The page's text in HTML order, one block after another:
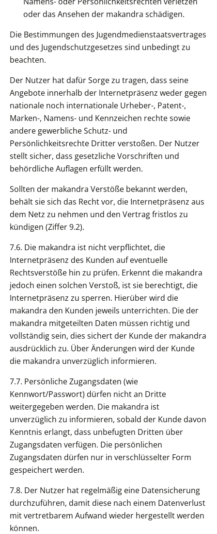
oder das Ansehen der makandra schädigen.
Die Bestimmungen des Jugendmedienstaatsvertrages
und des Jugendschutzgesetzes sind unbedingt zu
beachten.
Der Nutzer hat dafür Sorge zu tragen, dass seine
Angebote innerhalb der Internetpräsenz weder gegen
nationale noch internationale Urheber-, Patent-,
Marken-, Namens- und Kennzeichen rechte sowie
andere gewerbliche Schutz- und
Persönlichkeitsrechte Dritter verstoßen. Der Nutzer
stellt sicher, dass gesetzliche Vorschriften und
behördliche Auflagen erfüllt werden.
Sollten der makandra Verstöße bekannt werden,
behält sie sich das Recht vor, die Internetpräsenz aus
dem Netz zu nehmen und den Vertrag fristlos zu
kündigen (Ziffer 9.2).
7.6. Die makandra ist nicht verpflichtet, die
Internetpräsenz des Kunden auf eventuelle
Rechtsverstöße hin zu prüfen. Erkennt die makandra
jedoch einen solchen Verstoß, ist sie berechtigt, die
Internetpräsenz zu sperren. Hierüber wird die
makandra den Kunden jeweils unterrichten. Die der
makandra mitgeteilten Daten müssen richtig und
vollständig sein, dies sichert der Kunde der makandra
ausdrücklich zu. Über Änderungen wird der Kunde
die makandra unverzüglich informieren.
7.7. Persönliche Zugangsdaten (wie
Kennwort/Passwort) dürfen nicht an Dritte
weitergegeben werden. Die makandra ist
unverzüglich zu informieren, sobald der Kunde davon
Kenntnis erlangt, dass unbefugten Dritten über
Zugangsdaten verfügen. Die persönlichen
Zugangsdaten dürfen nur in verschlüsselter Form
gespeichert werden.
7.8. Der Nutzer hat regelmäßig eine Datensicherung
durchzuführen, damit diese nach einem Datenverlust
mit vertretbarem Aufwand wieder hergestellt werden
können.